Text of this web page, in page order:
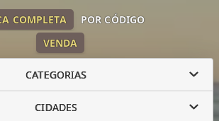
VENDA
COMPLETA POR CÓDIGO
CATEGORIAS
CIDADES